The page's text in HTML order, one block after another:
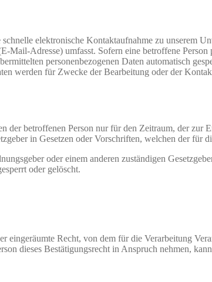
elektronische Kontaktaufnahme zu unserem
Mail-Adresse) umfasst. Sofern eine betroffene
personenbezogenen Daten automatisch
werden für Zwecke der Bearbeitung oder der
betroffenen Person nur für den Zeitraum, der zur
in Gesetzen oder Vorschriften, welchen der für
oder einem anderen zuständigen
oder gelöscht.
eingeräumte Recht, von dem für die Verarbeitung
dieses Bestätigungsrecht in Anspruch nehmen,